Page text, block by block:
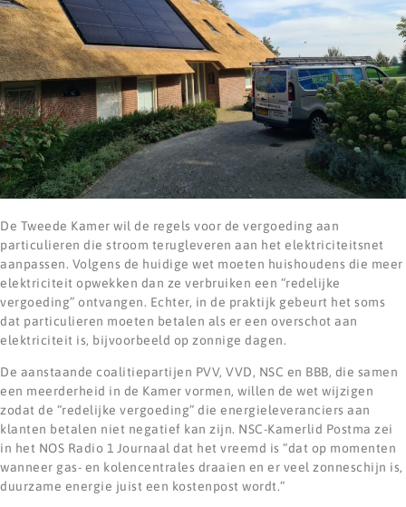
De Tweede Kamer wil de regels voor de vergoeding aan
particulieren die stroom terugleveren aan het elektriciteitsnet
aanpassen. Volgens de huidige wet moeten huishoudens die meer
elektriciteit opwekken dan ze verbruiken een “redelijke
vergoeding” ontvangen. Echter, in de praktijk gebeurt het soms
dat particulieren moeten betalen als er een overschot aan
elektriciteit is, bijvoorbeeld op zonnige dagen.
De aanstaande coalitiepartijen PVV, VVD, NSC en BBB, die samen
een meerderheid in de Kamer vormen, willen de wet wijzigen
zodat de “redelijke vergoeding” die energieleveranciers aan
klanten betalen niet negatief kan zijn. NSC-Kamerlid Postma zei
in het NOS Radio 1 Journaal dat het vreemd is “dat op momenten
wanneer gas- en kolencentrales draaien en er veel zonneschijn is,
duurzame energie juist een kostenpost wordt.”